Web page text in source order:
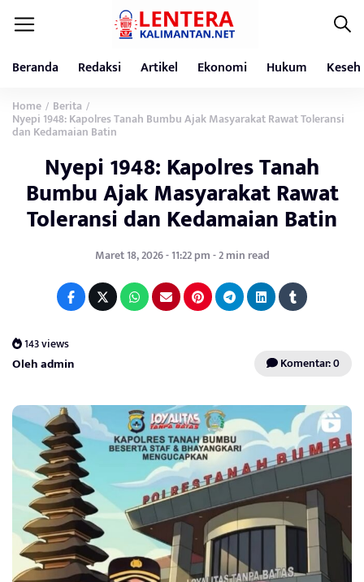
Beranda Redaksi Artikel Ekonomi Hukum
Home / Berita /
Nyepi 1948: Kapolres Tanah Bumbu Ajak Masyarakat Rawat Toleransi
dan Kedamaian Batin
Nyepi 1948: Kapolres Tanah
Bumbu Ajak Masyarakat Rawat
Toleransi dan Kedamaian Batin
Maret 18, 2026 - 11:22 pm - 2 min read
143 views
Oleh admin Komentar: 0